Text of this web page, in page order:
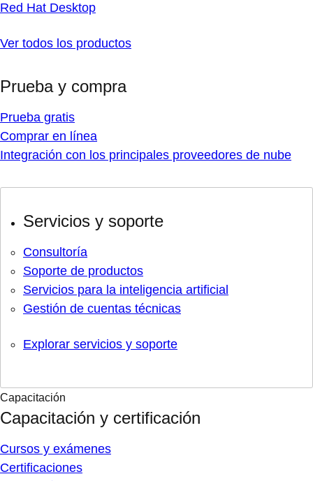
Red Hat Desktop
Ver todos los productos
Prueba y compra
Prueba gratis
Comprar en línea
Integración con los principales proveedores de nube
Servicios y soporte
Consultoría
Soporte de productos
Servicios para la inteligencia artificial
Gestión de cuentas técnicas
Explorar servicios y soporte
Capacitación
Capacitación y certificación
Cursos y exámenes
Certificaciones